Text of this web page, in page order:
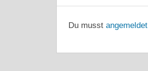
Du musst angemeldet